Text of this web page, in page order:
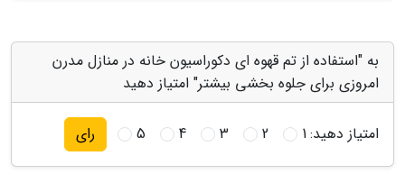
به "استفاده از تم قهوه ای دکوراسیون خانه در منازل مدرن
امروزی برای جلوه بخشی بیشتر" امتیاز دهید
امتیاز دهید:1
2
3
4
5 رای